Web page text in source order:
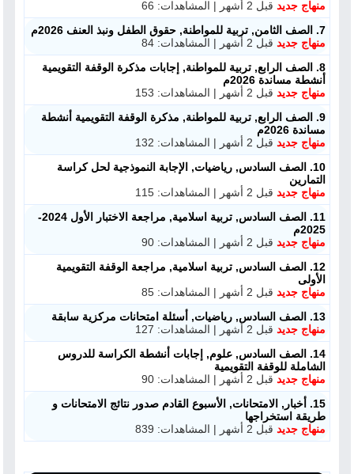
منهاج جديد قبل 2 أشهر | المشاهدات: 66
7. الصف الثامن, تربية للمواطنة, حقوق الطفل ونبذ العنف 2026م
منهاج جديد قبل 2 أشهر | المشاهدات: 84
8. الصف الرابع, تربية للمواطنة, إجابات مذكرة الوقفة التقويمية
أنشطة مساندة 2026م
منهاج جديد قبل 2 أشهر | المشاهدات: 153
9. الصف الرابع, تربية للمواطنة, مذكرة الوقفة التقويمية أنشطة
مساندة 2026م
منهاج جديد قبل 2 أشهر | المشاهدات: 132
10. الصف السادس, رياضيات, الإجابة النموذجية لحل كراسة
التمارين
منهاج جديد قبل 2 أشهر | المشاهدات: 115
11. الصف السادس, تربية اسلامية, مراجعة الاختبار الأول 2024-
2025م
منهاج جديد قبل 2 أشهر | المشاهدات: 90
12. الصف السادس, تربية اسلامية, مراجعة الوقفة التقويمية
الأولى
منهاج جديد قبل 2 أشهر | المشاهدات: 85
13. الصف السادس, رياضيات, أسئلة امتحانات مركزية سابقة
منهاج جديد قبل 2 أشهر | المشاهدات: 127
14. الصف السادس, علوم, إجابات أنشطة الكراسة للدروس
الشاملة للوقفة التقويمية
منهاج جديد قبل 2 أشهر | المشاهدات: 90
15. أخبار, الامتحانات, الأسبوع القادم صدور نتائج الامتحانات و
طريقة استخراجها
منهاج جديد قبل 2 أشهر | المشاهدات: 839